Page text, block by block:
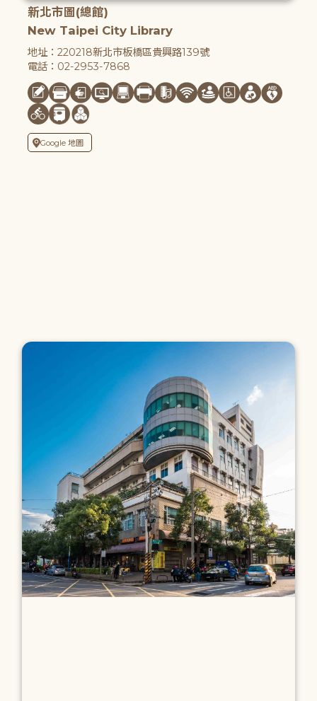
新北市圖(總館)
New Taipei City Library
地址：220218新北市板橋區貴興路139號
電話：02-2953-7868
Google 地圖